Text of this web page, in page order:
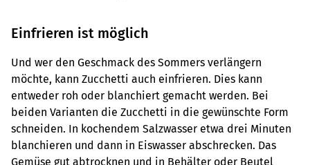
Einfrieren ist möglich
Und wer den Geschmack des Sommers verlängern
möchte, kann Zucchetti auch einfrieren. Dies kann
entweder roh oder blanchiert gemacht werden. Bei
beiden Varianten die Zucchetti in die gewünschte Form
schneiden. In kochendem Salzwasser etwa drei Minuten
blanchieren und dann in Eiswasser abschrecken. Das
Gemüse gut abtrocknen und in Behälter oder Beutel